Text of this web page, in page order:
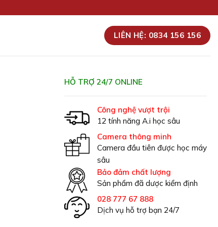
LIÊN HỆ: 0834 156 156
HỖ TRỢ 24/7 ONLINE
Công nghệ vượt trội
12 tính năng A.i học sâu
Camera thông minh
Camera đầu tiên được học máy
sâu
Bảo đảm chất lượng
Sản phẩm đã dược kiểm định
028 777 67 888
Dịch vụ hỗ trợ bạn 24/7